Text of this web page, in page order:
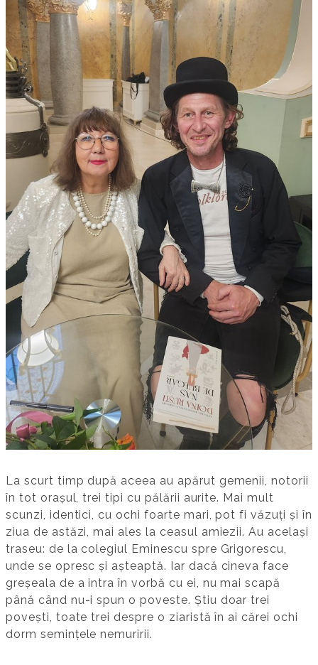
La scurt timp după aceea au apărut gemenii, notorii
în tot orașul, trei tipi cu pălării aurite. Mai mult
scunzi, identici, cu ochi foarte mari, pot fi văzuți și în
ziua de astăzi, mai ales la ceasul amiezii. Au același
traseu: de la colegiul Eminescu spre Grigorescu,
unde se opresc și așteaptă. Iar dacă cineva face
greșeala de a intra în vorbă cu ei, nu mai scapă
până când nu-i spun o poveste. Știu doar trei
povești, toate trei despre o ziaristă în ai cărei ochi
dorm semințele nemuririi.